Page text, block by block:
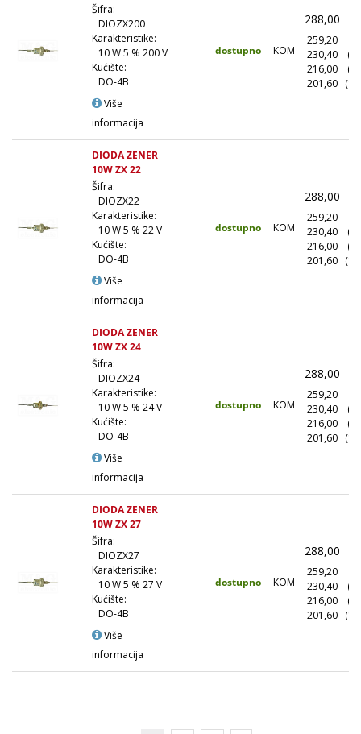
Šifra:
DIOZX200
Karakteristike:
10 W 5 % 200 V
Kućište:
DO-4B
Više
informacija
dostupno KOM
288,00
259,20
230,40
216,00
201,60
DIODA ZENER
10W ZX 22
Šifra:
DIOZX22
Karakteristike:
10 W 5 % 22 V
Kućište:
DO-4B
Više
informacija
dostupno KOM
288,00
259,20
230,40
216,00
201,60
DIODA ZENER
10W ZX 24
Šifra:
DIOZX24
Karakteristike:
10 W 5 % 24 V
Kućište:
DO-4B
Više
informacija
dostupno KOM
288,00
259,20
230,40
216,00
201,60
DIODA ZENER
10W ZX 27
Šifra:
DIOZX27
Karakteristike:
10 W 5 % 27 V
Kućište:
DO-4B
Više
informacija
dostupno KOM
288,00
259,20
230,40
216,00
201,60